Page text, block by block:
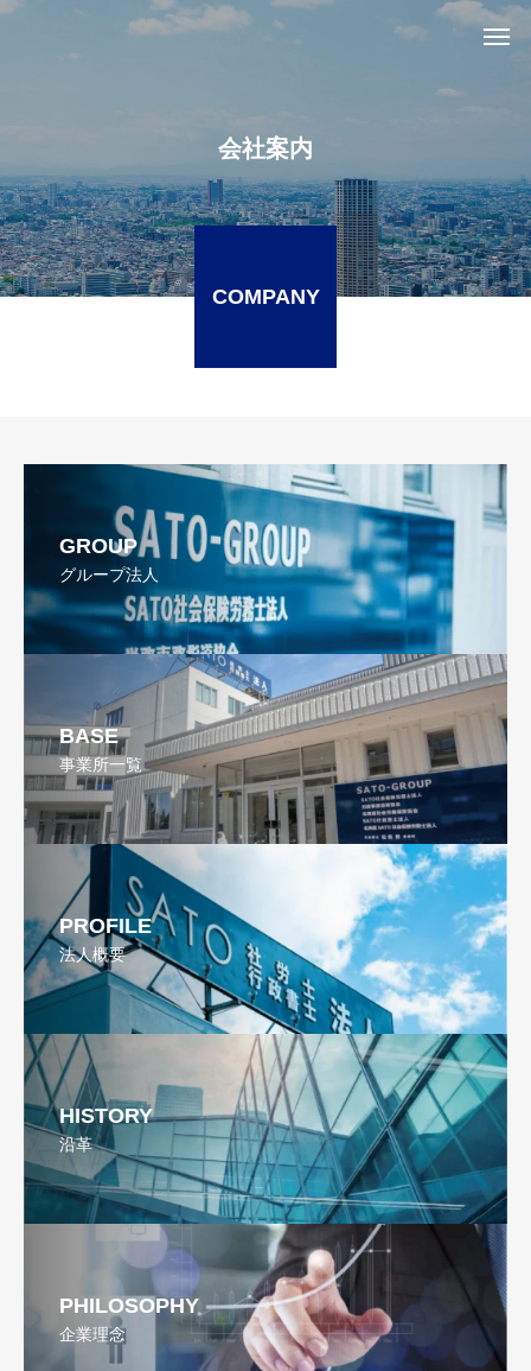
会社案内
COMPANY
GROUP
グループ法人
BASE
事業所一覧
PROFILE
法人概要
HISTORY
沿革
PHILOSOPHY
企業理念